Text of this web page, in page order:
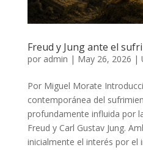
Freud y Jung ante el
por admin | May 26, 2026 |
Por Miguel Morate
contemporánea del
profundamente influida por
Freud y Carl Gustav Jung.
inicialmente el interés por el